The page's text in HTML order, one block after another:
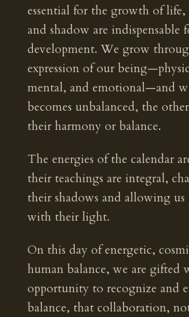
essential for the growth of
and shadow are indispensable
development. We grow
expression of our
mental, and emotional—and
becomes unbalanced, the
their harmony or balance.
The energies of the calendar
their teachings are integral,
their shadows and allowing
with their light.
On this day of energetic,
human balance, we are gifted
opportunity to recognize and
balance, that collaboration,